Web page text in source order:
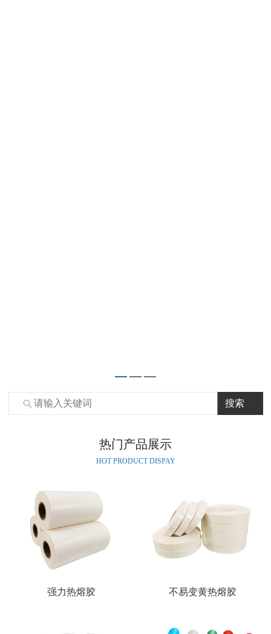
热门产品展示
HOT PRODUCT DISPAY
强力热熔胶 不易变黄热熔胶